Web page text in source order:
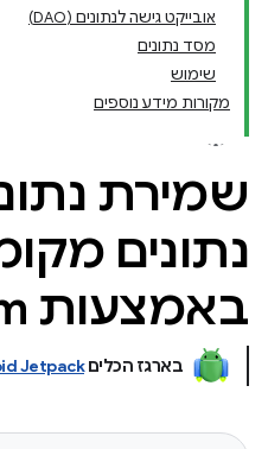
אובייקט גישה לנתונים (DAO)
מסד נתונים
שימוש
מקורות מידע נוספים
שמירת
נתונים
באמצעות Room
בארגז הכליםJetpack